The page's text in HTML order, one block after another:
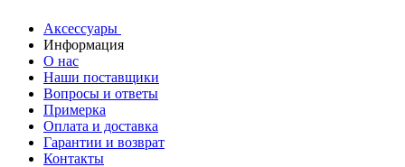
Аксессуары
Информация
О нас
Наши поставщики
Вопросы и ответы
Примерка
Оплата и доставка
Гарантии и возврат
Контакты